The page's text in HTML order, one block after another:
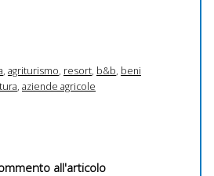
, agriturismo, resort, b&b, beni
, aziende agricole
all'articolo